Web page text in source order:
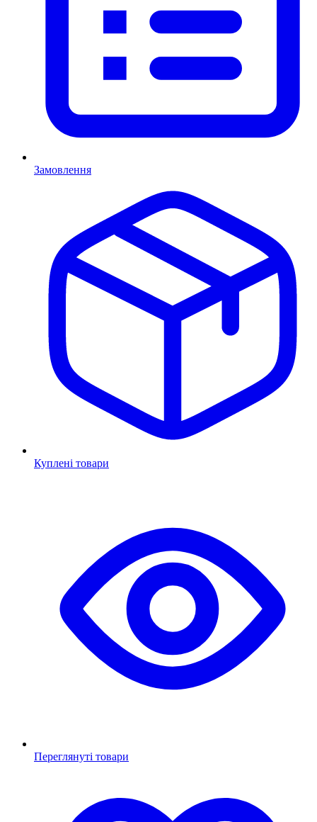
Замовлення
Куплені товари
Переглянуті товари